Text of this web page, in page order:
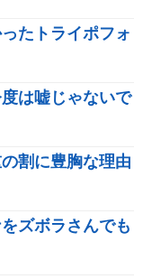
たトライポフォ
は嘘じゃないで
割に豊胸な理由
ズボラさんでも